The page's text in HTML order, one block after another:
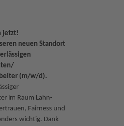
jetzt!
neuen Standort
(m/w/d).
im Raum Lahn-
Fairness und
wichtig. Dank